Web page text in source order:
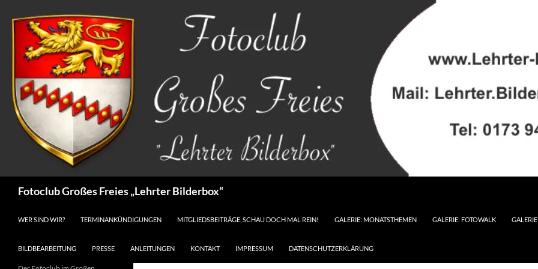
Inhalt
springen
Fotoclub Großes Freies „Lehrter Bilderbox“
WER SIND WIR? TERMINANKÜNDIGUNGEN MITGLIEDSBEITRÄGE, SCHAU DOCH MAL REIN! GALERIE: MONATSTHEMEN GALERIE: FOTOWALK
BILDBEARBEITUNG PRESSE ANLEITUNGEN KONTAKT IMPRESSUM DATENSCHUTZERKLÄRUNG